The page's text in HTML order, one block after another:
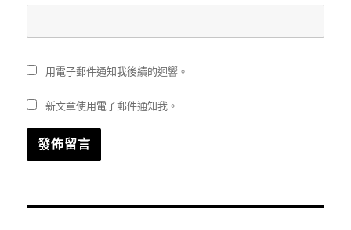
用電子郵件通知我後續的迴響。
新文章使用電子郵件通知我。